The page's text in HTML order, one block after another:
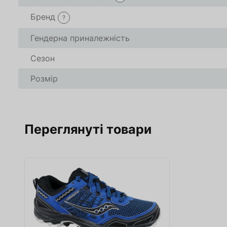
Бренд ?
Гендерна приналежність
Сезон
Розмір
Переглянуті товари